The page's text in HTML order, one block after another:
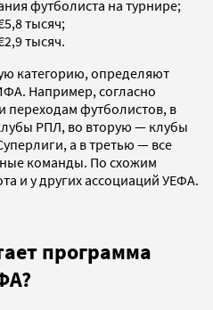
футболиста на турнире;
тысяч;
тысяч.
категорию, определяют
Например, согласно
переходам футболистов, в
РПЛ, во вторую — клубы
а в третью — все
команды. По схожим
и у других ассоциаций УЕФА.
программа